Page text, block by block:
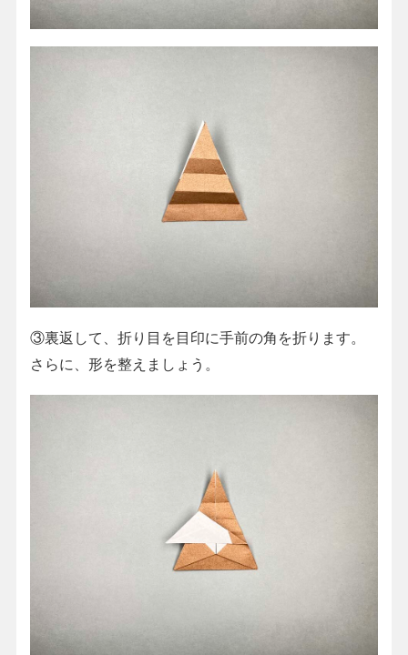
③裏返して、折り目を目印に手前の角を折ります。
さらに、形を整えましょう。